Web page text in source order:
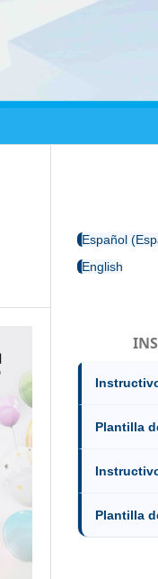
Español
English
Plantilla
Plantilla